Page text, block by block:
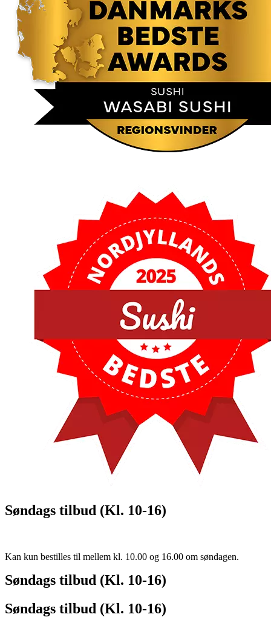
Søndags tilbud (Kl. 10-16)
Kan kun bestilles til mellem kl. 10.00 og 16.00 om søndagen.
Søndags tilbud (Kl. 10-16)
Søndags tilbud (Kl. 10-16)